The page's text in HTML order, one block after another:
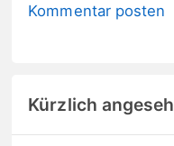
Kommentar posten
Kürzlich